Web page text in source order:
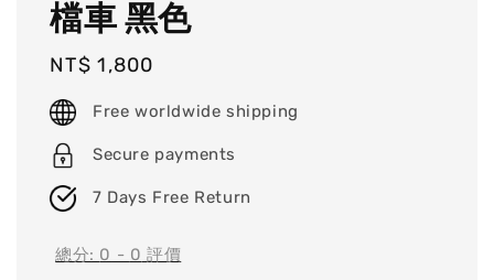
檔車 黑色
Regular
price
NT$ 1,800
Free worldwide shipping
Secure payments
7 Days Free Return
總分: 0 - 0 評價